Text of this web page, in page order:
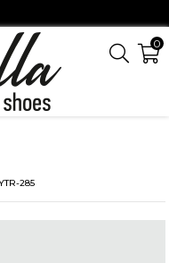
0
285